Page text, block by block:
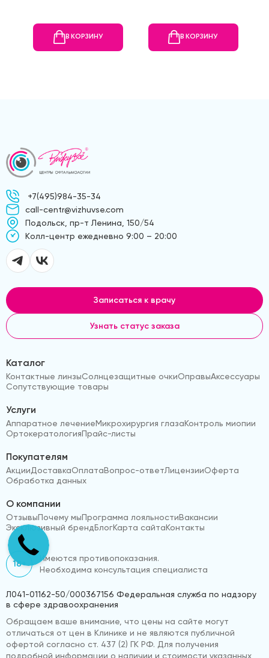
В КОРЗИНУ В КОРЗИНУ
+7(495)984-35-34
call-centr@vizhuvse.com
Подольск, пр-т Ленина, 150/54
Kолл-центр ежедневно 9:00 – 20:00
Записаться к врачу
Узнать статус заказа
Каталог
Контактные линзыСолнцезащитные очкиОправыАксессуары
Сопутствующие товары
Услуги
Аппаратное лечениеМикрохирургия глазаКонтроль миопии
ОртокератологияПрайс-листы
Покупателям
АкцииДоставкаОплатаВопрос-ответЛицензииОферта
Обработка данных
О компании
ОтзывыПочему мыПрограмма лояльностиВакансии
Эксклюзивный брендБлогКарта сайтаКонтакты
18+
Имеются противопоказания.
Необходима консультация специалиста
Л041-01162-50/000367156 Федеральная служба по надзору
в сфере здравоохранения
Обращаем ваше внимание, что цены на сайте могут
отличаться от цен в Клинике и не являются публичной
офертой согласно ст. 437 (2) ГК РФ. Для получения
подробной информации о наличии и стоимости указанных